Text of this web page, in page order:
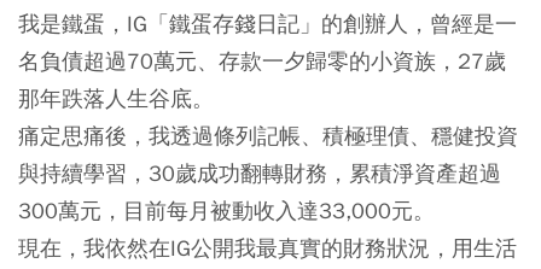
我是鐵蛋，IG「鐵蛋存錢日記」的創辦人，曾經是一
名負債超過70萬元、存款一夕歸零的小資族，27歲
那年跌落人生谷底。
痛定思痛後，我透過條列記帳、積極理債、穩健投資
與持續學習，30歲成功翻轉財務，累積淨資產超過
300萬元，目前每月被動收入達33,000元。
現在，我依然在IG公開我最真實的財務狀況，用生活